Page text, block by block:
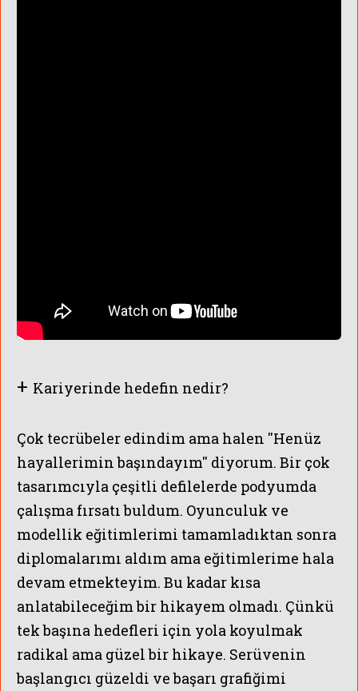
+ Kariyerinde hedefin nedir?
Çok tecrübeler edindim ama halen ''Henüz
hayallerimin başındayım'' diyorum. Bir çok
tasarımcıyla çeşitli defilelerde podyumda
çalışma fırsatı buldum. Oyunculuk ve
modellik eğitimlerimi tamamladıktan sonra
diplomalarımı aldım ama eğitimlerime hala
devam etmekteyim. Bu kadar kısa
anlatabileceğim bir hikayem olmadı. Çünkü
tek başına hedefleri için yola koyulmak
radikal ama güzel bir hikaye. Serüvenin
başlangıcı güzeldi ve başarı grafiğimi